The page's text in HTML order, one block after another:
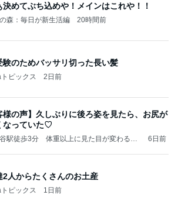
決めてぶち込めや！メインはこれや！！
森：毎日が新生活編 20時間前
験のためバッサリ切った長い髪
ピックス 2日前
様の声】久しぶりに後ろ姿を見たら、お尻が
なっていた♡
駅徒歩3分 体重以上に見た目が変わるダ
6日前
2人からたくさんのお土産
ピックス 1日前